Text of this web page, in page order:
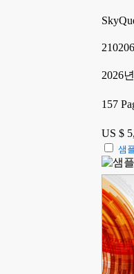
2026
157
US $
샘